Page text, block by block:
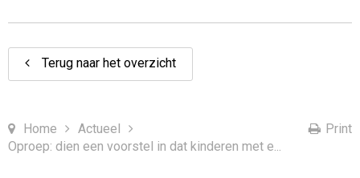
Terug naar het overzicht
Home
Actueel
Oproep: dien een voorstel in dat kinderen met e...
Print